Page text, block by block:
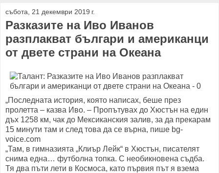
събота, 21 декември 2019 г.
Разказите на Иво Иванов
разплакват българи и американци
от двете страни на Океана
„Последната история, която написах, беше през
пролетта – казва Иво. – Пропътувах до Хюстън на един
дъх 1258 км, чак до Мексиканския залив, за да прекарам
15 минути там и след това да се върна, пише bg-
voice.com
„Там, в гимназията „Клиър Лейк“ в Хюстън, писателят
снима една… футболна топка. С необикновена съдба.
Тя два пъти лети в Космоса, като първия път я взема